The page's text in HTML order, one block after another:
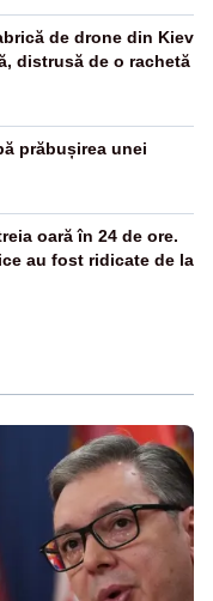
de drone din Kiev
distrusă de o rachetă
prăbușirea unei
oară în 24 de ore.
au fost ridicate de la